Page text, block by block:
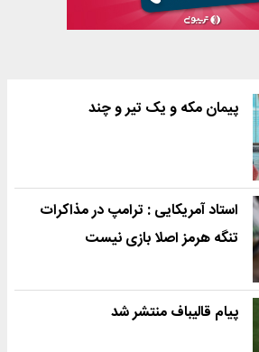
پیمان مکه و یک تیر و چند
استاد آمریکایی : ترامپ در مذاکرات
تنگه هرمز اصلا بازی نیست
پیام قالیباف منتشر شد